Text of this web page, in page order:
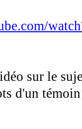
sur le
d'un